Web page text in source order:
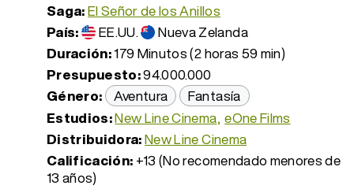
Saga:El Señor de los Anillos
País:
EE.UU.
Nueva Zelanda
Duración:179 Minutos (2 horas 59 min)
Presupuesto:94.000.000
Género: Aventura
Fantasía
Estudios:New Line Cinema eOne Films
Distribuidora:New Line Cinema
Calificación: +13 (No recomendado menores de
13 años)